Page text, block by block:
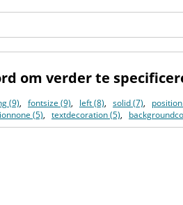
om verder te
(9), fontsize (9), left (8), solid (7),
(5), textdecoration (5),